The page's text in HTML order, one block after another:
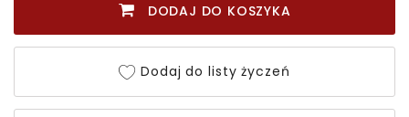
DODAJ DO KOSZYKA
Dodaj do listy życzeń